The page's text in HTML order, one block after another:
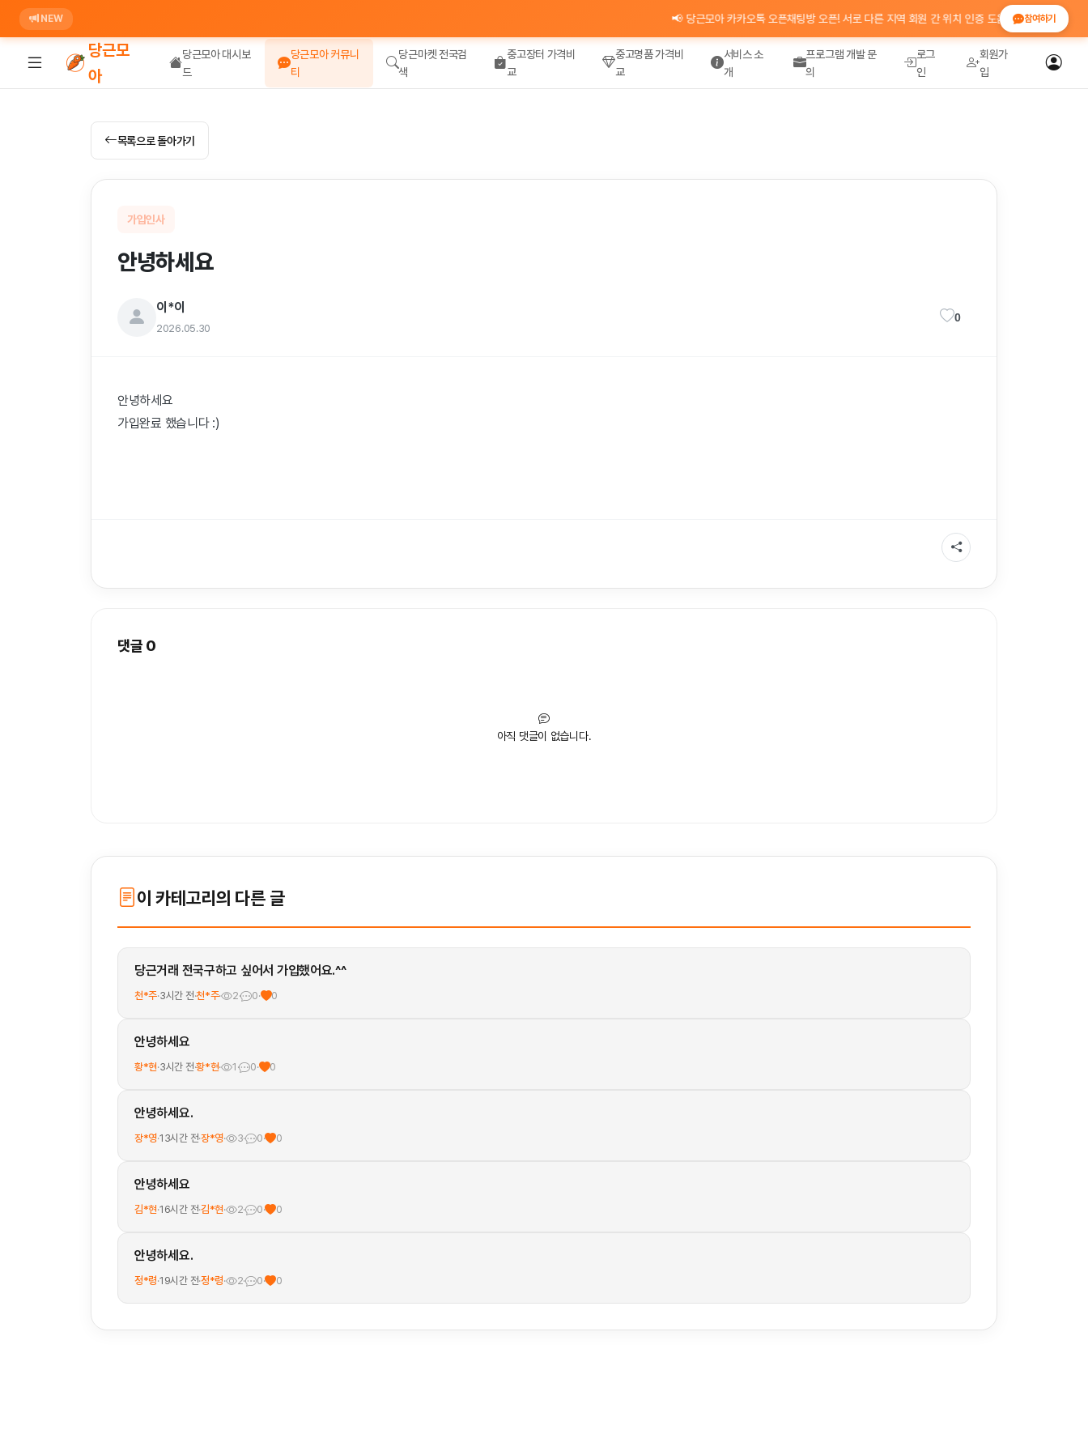
NEW 📢 당근모아 카카오톡 오픈채팅방 오픈! 서로 다른 지역 회원 간 위치 인증 도움 · 정보 공유 💬 참여코드
참여하기
당근모
아
당근모아 대시보
드
당근모아 커뮤니
티
당근마켓 전국검
색
중고장터 가격비
교
중고명품 가격비
교
서비스 소
개
프로그램 개발 문
의
로그
인
회원가
입
목록으로 돌아가기
가입인사
안녕하세요
이*이
2026.05.30
0
안녕하세요
가입완료 했습니다 :)
댓글 0
아직 댓글이 없습니다.
이 카테고리의 다른 글
당근거래 전국구하고 싶어서 가입했어요.^^
천*주·3시간 전·천*주· 2· 0· 0
안녕하세요
황*현·3시간 전·황*현· 1 · 0· 0
안녕하세요.
장*영·13시간 전·장*영· 3· 0· 0
안녕하세요
김*현·16시간 전·김*현· 2· 0· 0
안녕하세요.
정*령·19시간 전·정*령· 2· 0· 0